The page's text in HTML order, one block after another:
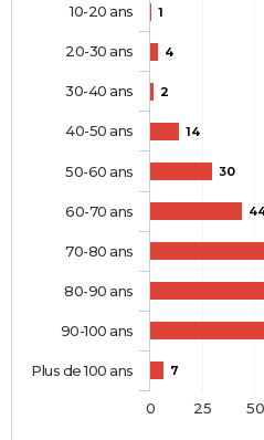
1
4
2
14
30
7
10-20 ans
20-30 ans
30-40 ans
40-50 ans
50-60 ans
60-70 ans
70-80 ans
80-90 ans
90-100 ans
Plus de 100 ans
0 25 50